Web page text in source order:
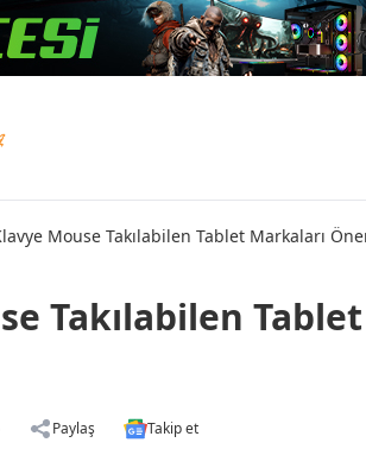
Mouse Takılabilen Tablet Markaları
Takılabilen
Paylaş Takip et